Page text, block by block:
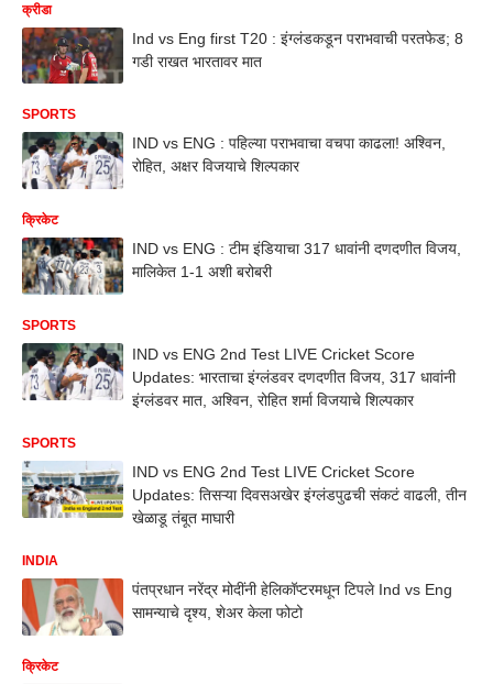
क्रीडा
Ind vs Eng first T20 : इंग्लंडकडून पराभवाची परतफेड; 8
गडी राखत भारतावर मात
SPORTS
IND vs ENG : पहिल्या पराभवाचा वचपा काढला! अश्विन,
रोहित, अक्षर विजयाचे शिल्पकार
क्रिकेट
IND vs ENG : टीम इंडियाचा 317 धावांनी दणदणीत विजय,
मालिकेत 1-1 अशी बरोबरी
SPORTS
IND vs ENG 2nd Test LIVE Cricket Score
Updates: भारताचा इंग्लंडवर दणदणीत विजय, 317 धावांनी
इंग्लंडवर मात, अश्विन, रोहित शर्मा विजयाचे शिल्पकार
SPORTS
IND vs ENG 2nd Test LIVE Cricket Score
Updates: तिसऱ्या दिवसअखेर इंग्लंडपुढची संकटं वाढली, तीन
खेळाडू तंबूत माघारी
INDIA
पंतप्रधान नरेंद्र मोदींनी हेलिकॉप्टरमधून टिपले Ind vs Eng
सामन्याचे दृश्य, शेअर केला फोटो
क्रिकेट